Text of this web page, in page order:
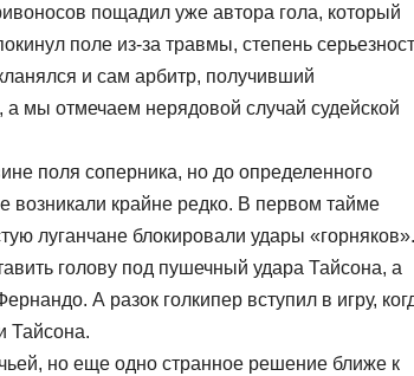
пощадил уже автора гола, который
поле из-за травмы, степень
и сам арбитр, получивший
мы отмечаем нерядовой случай судейской
поля соперника, но до определенного
крайне редко. В первом тайме
луганчане блокировали удары «горняков».
голову под пушечный удара Тайсона, а
А разок голкипер вступил в игру,
Тайсона.
но еще одно странное решение ближе к